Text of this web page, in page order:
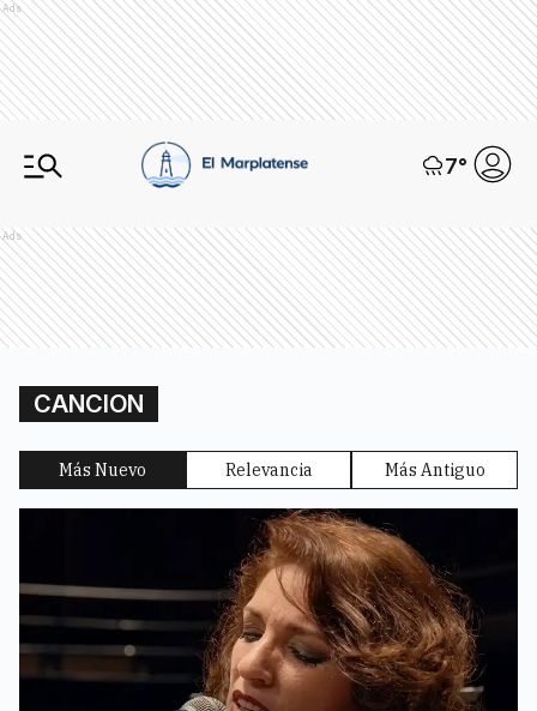
Ads
7°
Ads
CANCION
Más Nuevo Relevancia Más Antiguo